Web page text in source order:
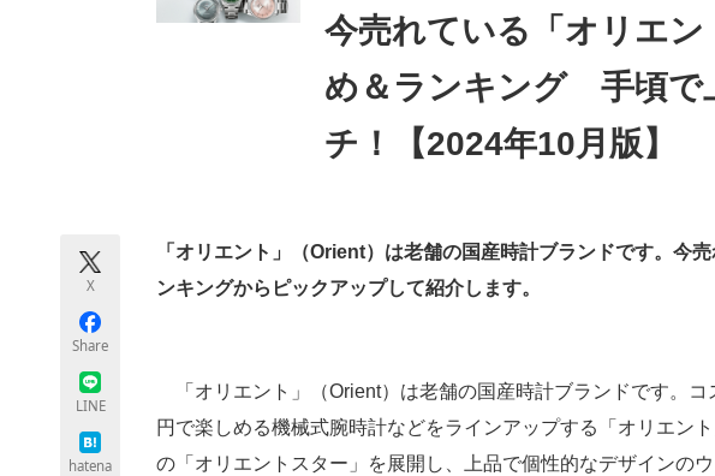
ビジネスと働き方のヒント AI活用のいまが分かる
ITエンジニア向け専門サイト 企業向けIT製品の総合サイト
モノづくり技術者専門サイト エレクトロニクス専門サイト
今売れている「オリエ
め＆ランキング 手頃で
チ！【2024年10月版】
X
Share
LINE
hatena
「オリエント」（Orient）は老舗の国産時計ブランドです。今
ンキングからピックアップして紹介します。
「オリエント」（Orient）は老舗の国産時計ブランドです。
円で楽しめる機械式腕時計などをラインアップする「オリエン
の「オリエントスター」を展開し、上品で個性的なデザインの